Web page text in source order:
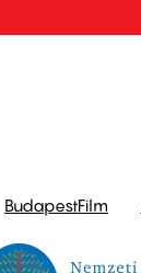
BudapestFilm